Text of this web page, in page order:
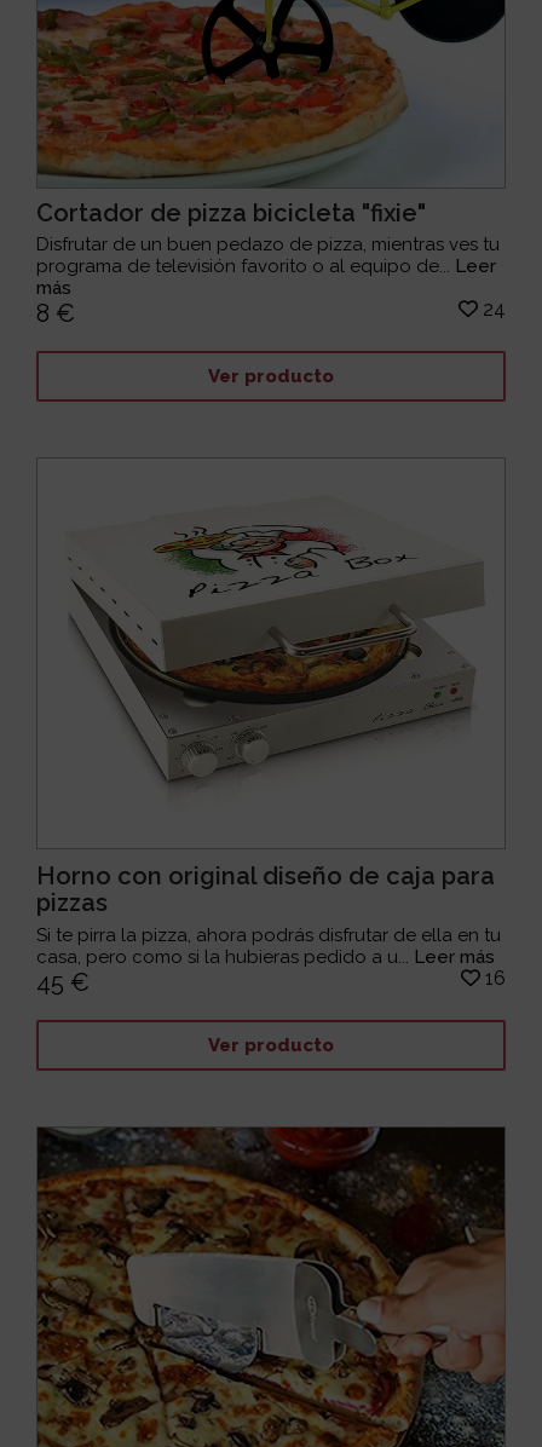
Cortador de pizza bicicleta "fixie"
Disfrutar de un buen pedazo de pizza, mientras ves tu
programa de televisión favorito o al equipo de... Leer
más
8 € 24
Ver producto
Horno con original diseño de caja para
pizzas
Si te pirra la pizza, ahora podrás disfrutar de ella en tu
casa, pero como si la hubieras pedido a u... Leer más
45 € 16
Ver producto